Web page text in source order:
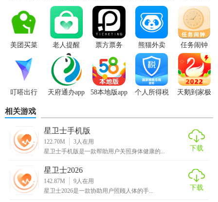
【星卫士最新版特色】
天气等设置
海量的表盘可供选择 ，跟随自己的心情选择喜欢的表盘同步
至手表
实用的软件可以为我们的生...
美团买菜 老人提醒 票方票务 熊猫外卖 任务闹钟
叮嗒出行 天府通办app 58本地版app
个人所得税
天鹅到家极
相关游戏
星卫士手机版
122.70M 3人在用
星卫士手机版是一款帮助用户关照身体健康的...
下载
星卫士2026
142.87M 9人在用
星卫士2026是一款协助用户照顾人体的手...
下载